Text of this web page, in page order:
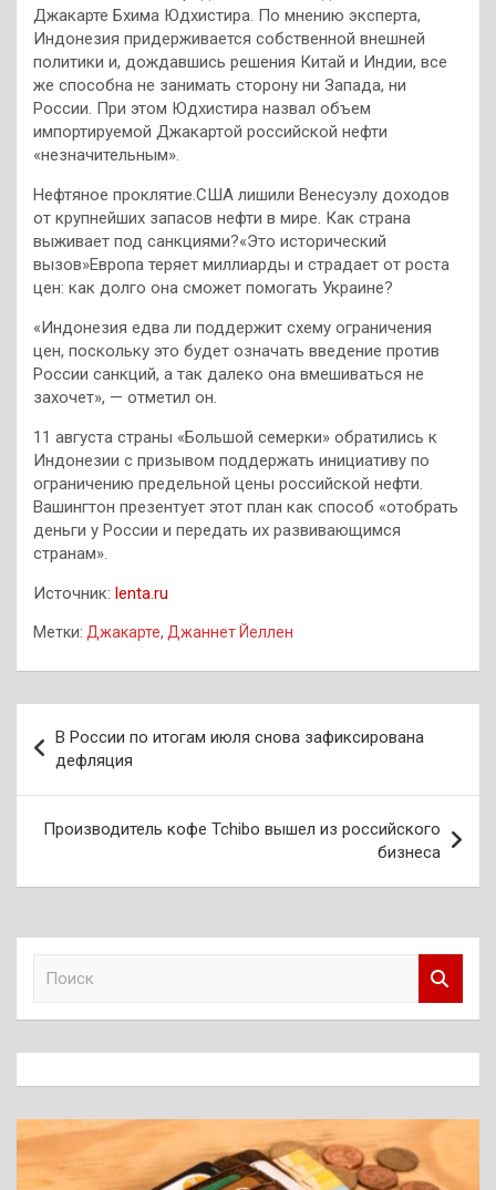
Джакарте Бхима Юдхистира. По мнению эксперта,
Индонезия придерживается собственной внешней
политики и, дождавшись решения Китай и Индии, все
же способна не занимать сторону ни Запада, ни
России. При этом Юдхистира назвал объем
импортируемой Джакартой российской нефти
«незначительным».
Нефтяное проклятие.США лишили Венесуэлу доходов
от крупнейших запасов нефти в мире. Как страна
выживает под санкциями?«Это исторический
вызов»Европа теряет миллиарды и страдает от роста
цен: как долго она сможет помогать Украине?
«Индонезия едва ли поддержит схему ограничения
цен, поскольку это будет означать введение против
России санкций, а так далеко она вмешиваться не
захочет», — отметил он.
11 августа страны «Большой семерки» обратились к
Индонезии с призывом поддержать инициативу по
ограничению предельной цены российской нефти.
Вашингтон презентует этот план как способ «отобрать
деньги у России и передать их развивающимся
странам».
Источник: lenta.ru
Метки: Джакарте, Джаннет Йеллен
по
записям
В России по итогам июля снова зафиксирована
дефляция
Производитель кофе Tchibo вышел из российского
бизнеса
к